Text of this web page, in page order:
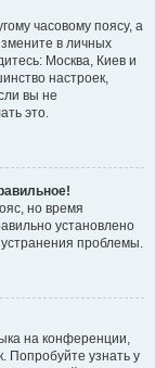
часовому поясу, а
в личных
Москва, Киев и
настроек,
вы не
это.
но время
установлено
проблемы.
на конференции,
Попробуйте узнать у